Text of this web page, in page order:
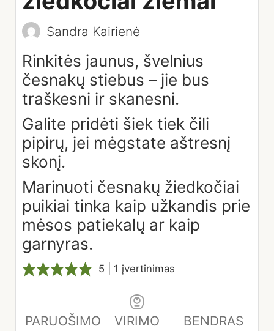
Sandra Kairienė
Rinkitės jaunus, švelnius
česnakų stiebus – jie bus
traškesni ir skanesni.
Galite pridėti šiek tiek čili
pipirų, jei mėgstate aštresnį
skonį.
Marinuoti česnakų žiedkočiai
puikiai tinka kaip užkandis prie
mėsos patiekalų ar kaip
garnyras.
5 | 1 įvertinimas
PARUOŠIMO
VIRIMO
BENDRAS